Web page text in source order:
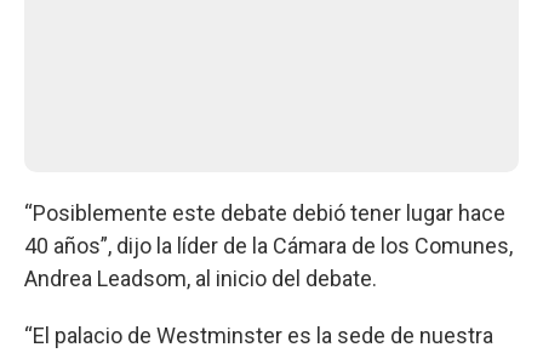
“Posiblemente este debate debió tener lugar hace
40 años”, dijo la líder de la Cámara de los Comunes,
Andrea Leadsom, al inicio del debate.
“El palacio de Westminster es la sede de nuestra